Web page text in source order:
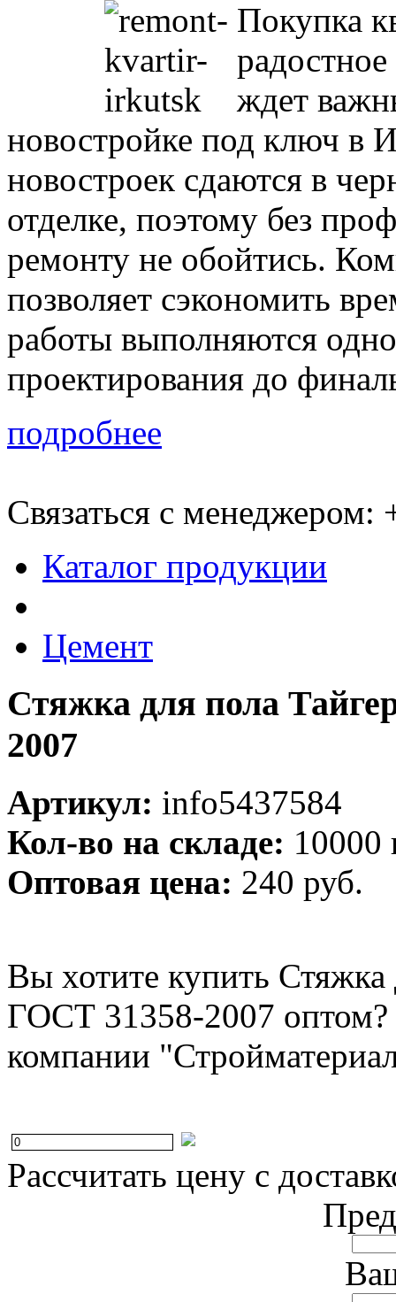
Покупка
ждет
новостройке под ключ в
новостроек сдаются в
отделке, поэтому без
ремонту не обойтись.
позволяет сэкономить
работы выполняются
проектирования до
подробнее
Связаться с менеджером:
Каталог продукции
Цемент
Стяжка для пола
2007
Артикул: info5437584
Кол-во на складе: 10000
Оптовая цена: 240 руб.
Вы хотите купить
ГОСТ 31358-2007 оптом?
компании
Рассчитать цену с